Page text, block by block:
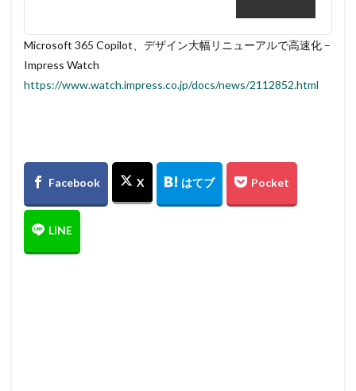
Microsoft 365 Copilot、デザイン大幅リニューアルで高速化 –
Impress Watch
https://www.watch.impress.co.jp/docs/news/2112852.html